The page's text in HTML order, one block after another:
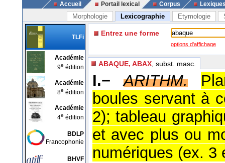
Accueil Portail lexical Corpus
Morphologie Lexicographie Etymologie
TLFi
Académie
9e édition
Académie
8e édition
Académie
4e édition
BDLP
Francophonie
BHVF
Entrez une forme
options d'affichage
ABAQUE, ABAX , subst. masc.
I.− ARITHM.
boules servant à
2); tableau
et avec plus ou
numériques (ex. 3